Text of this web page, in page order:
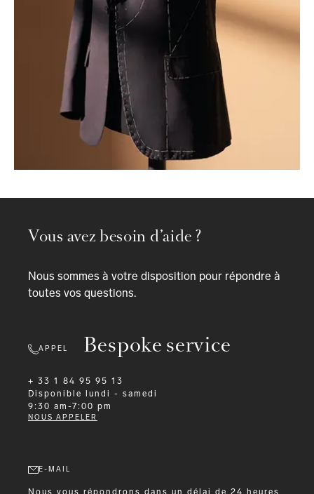
Bespoke service
Vous avez besoin d’aide ?
Nous sommes à votre disposition pour répondre à
toutes vos questions.
APPEL
+ 33 1 84 95 95 13
Disponible
lundi - samedi
9:30 am-7:00 pm
NOUS APPELER
E-MAIL
Nous vous répondrons dans un délai de 24 heures